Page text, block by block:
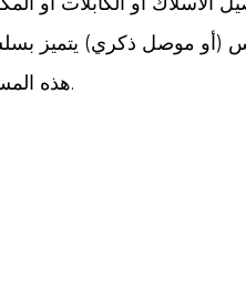
موصل ذكري) يتميز
هذه المسامير مسارًا كهربائيًا آمنًا بين اللوحة والأجزاء الخارجية ، مما يسهل نقل الطاقة والبيانات والإشارات.